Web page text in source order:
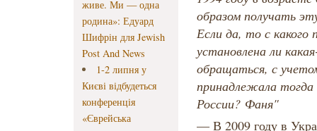
живе. Ми — одна
родина»: Едуард
Шифрін для Jewish
Post And News
1-2 липня у
Києві відбудеться
конференція
«Єврейська
образом получать
Если да, то с какого
установлена ли
обращаться, с
принадлежала
России? Фаня"
— В 2009 году в